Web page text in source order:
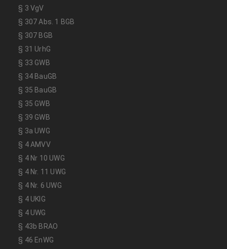
§ 3 VgV
§ 307 Abs. 1 BGB
§ 307 BGB
§ 31 UrhG
§ 33 GWB
§ 34 BauGB
§ 35 BauGB
§ 35 GWB
§ 39 GWB
§ 3a UWG
§ 4 AMVV
§ 4 Nr 10 UWG
§ 4 Nr. 11 UWG
§ 4 Nr. 6 UWG
§ 4 UKlG
§ 4 UWG
§ 43b BRAO
§ 46 EnWG